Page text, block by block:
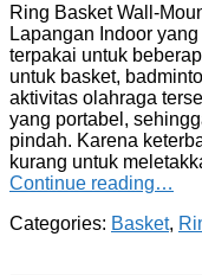
Ring Basket Wall-
Lapangan Indoor
terpakai untuk
untuk basket,
aktivitas olahraga
yang portabel,
pindah. Karena
kurang untuk
Continue reading…
Categories: Basket,